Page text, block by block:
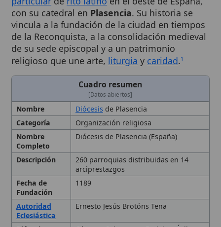
vincula a la fundación de la ciudad en tiempos
de la Reconquista, a la consolidación medieval
de su sede episcopal y a un patrimonio
religioso que une arte,liturgiaycaridad.
Cuadro resumen
[Datos abiertos]
Nombre Diócesisde Plasencia
Organización religiosa
Nombre
Completo
Diócesis de Plasencia (España)
Descripción
260 parroquias distribuidas en 14
arciprestazgos
Fecha de
Fundación
Eclesiástica
Ernesto Jesús Brotóns Tena
Diócesis
Cáceres, Salamanca, Badajoz, Ávila
Fecha de
Construcción
1737
Fundador Papa Clemente III